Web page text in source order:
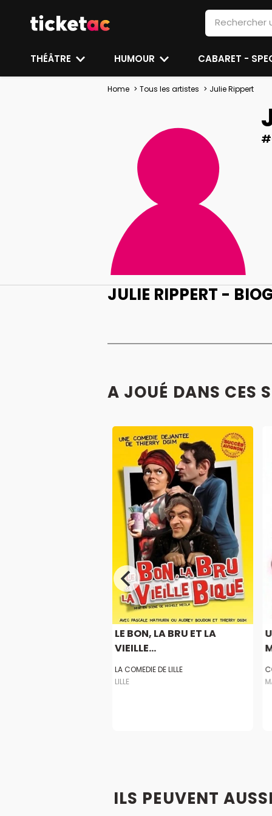
THÉÂTRE HUMOUR CABARET -
Home Tous les artistes Julie Rippert
JULIE RIPPERT -
A JOUÉ DANS CES
LE BON, LA BRU ET LA
VIEILLE...
LA COMEDIE DE LILLE
LILLE
ILS PEUVENT